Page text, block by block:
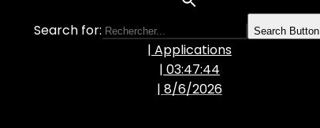
Search for: Search Button
| Applications
| 03:47:45
| 8/6/2026